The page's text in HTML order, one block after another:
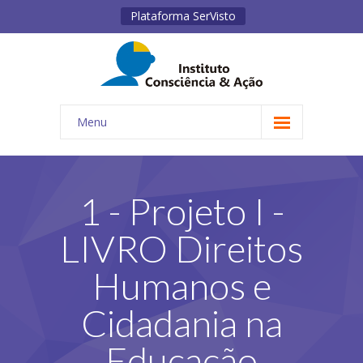
Plataforma SerVisto
Menu
INÍCIO
-- QUEM SOMOS
-- ESTATUTO
-- REGIMENTO INTERNO
-- MISSÃO, VISÃO, PRINCÍPIOS E VALORES
1 - Projeto I -
LIVRO Direitos
Humanos e
Cidadania na